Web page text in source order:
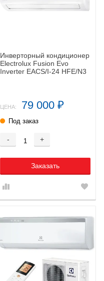
Инверторный кондиционер
Electrolux Fusion Evo
Inverter EACS/I-24 HFE/N3
ЦЕНА: 79 000 ₽
Под заказ
- +
Заказать